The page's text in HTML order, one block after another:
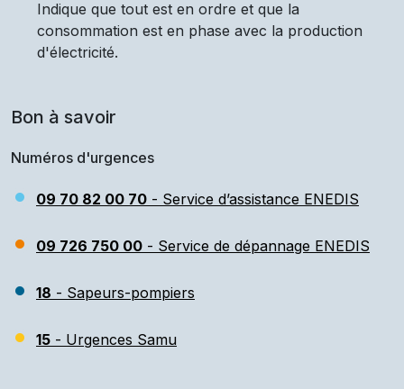
Indique que tout est en ordre et que la
consommation est en phase avec la production
d'électricité.
Bon à savoir
Numéros d'urgences
09 70 82 00 70 - Service d’assistance ENEDIS
09 726 750 00 - Service de dépannage ENEDIS
18 - Sapeurs-pompiers
15 - Urgences Samu